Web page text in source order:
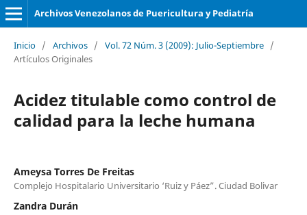
Archivos Venezolanos de Puericultura y Pediatría
Inicio / Archivos / Vol. 72 Núm. 3 (2009): Julio-Septiembre /
Artículos Originales
Acidez titulable como control de
calidad para la leche humana
Ameysa Torres De Freitas
Complejo Hospitalario Universitario ‘Ruiz y Páez”. Ciudad Bolivar
Zandra Durán